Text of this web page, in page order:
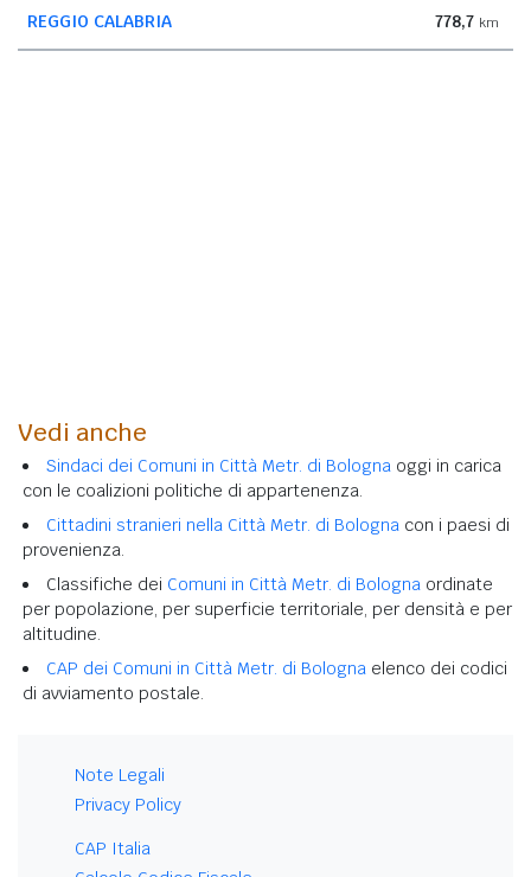
REGGIO CALABRIA 778,7 km
Vedi anche
Sindaci dei Comuni in Città Metr. di Bologna oggi in carica
con le coalizioni politiche di appartenenza.
Cittadini stranieri nella Città Metr. di Bologna con i paesi di
provenienza.
Classifiche dei Comuni in Città Metr. di Bologna ordinate
per popolazione, per superficie territoriale, per densità e per
altitudine.
CAP dei Comuni in Città Metr. di Bologna elenco dei codici
di avviamento postale.
Note Legali
Privacy Policy
CAP Italia